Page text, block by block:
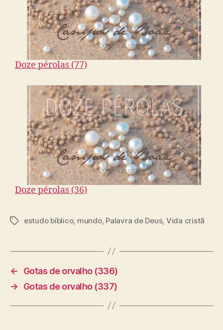
Doze pérolas (77)
Doze pérolas (36)
T
s
estudo bíblico, mundo, Palavra de Deus, Vida cristã
←
Gotas de orvalho (336)
→
Gotas de orvalho (337)